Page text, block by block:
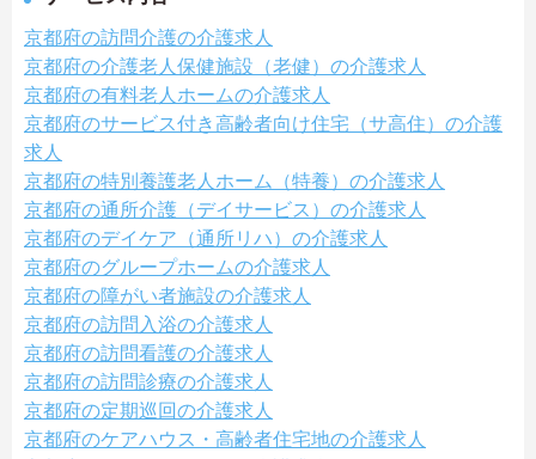
京都府の訪問介護の介護求人
京都府の介護老人保健施設（老健）の介護求人
京都府の有料老人ホームの介護求人
京都府のサービス付き高齢者向け住宅（サ高住）の介護
求人
京都府の特別養護老人ホーム（特養）の介護求人
京都府の通所介護（デイサービス）の介護求人
京都府のデイケア（通所リハ）の介護求人
京都府のグループホームの介護求人
京都府の障がい者施設の介護求人
京都府の訪問入浴の介護求人
京都府の訪問看護の介護求人
京都府の訪問診療の介護求人
京都府の定期巡回の介護求人
京都府のケアハウス・高齢者住宅地の介護求人